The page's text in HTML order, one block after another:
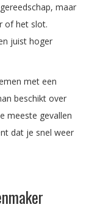
maar
of het slot.
juist hoger
met een
beschikt over
meeste gevallen
dat je snel weer